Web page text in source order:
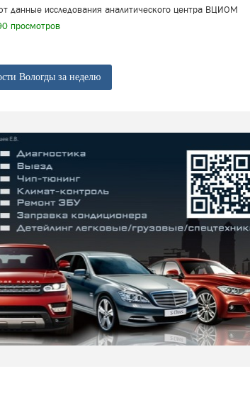
данные исследования аналитического центра ВЦИОМ
просмотров
Вологды за неделю